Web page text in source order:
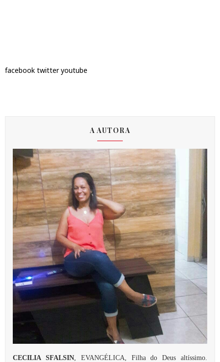
facebook twitter youtube
A AUTORA
CECILIA SFALSIN, EVANGÉLICA, Filha do Deus altíssimo.